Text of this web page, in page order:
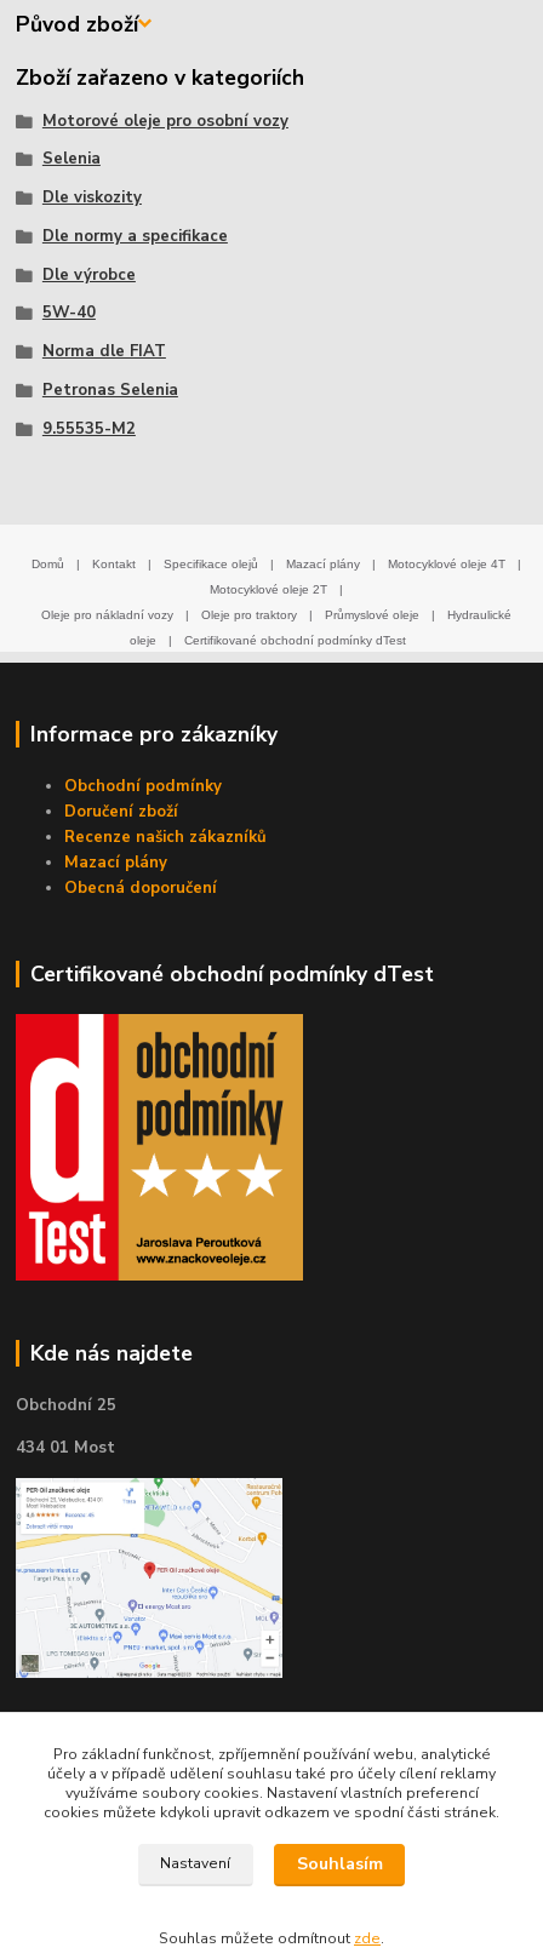
Původ zboží
Zboží zařazeno v kategoriích
Motorové oleje pro osobní vozy
Selenia
Dle viskozity
Dle normy a specifikace
Dle výrobce
5W-40
Norma dle FIAT
Petronas Selenia
9.55535-M2
Domů | Kontakt | Specifikace olejů | Mazací plány | Motocyklové oleje 4T
|
Motocyklové oleje 2T
|
Oleje pro nákladní vozy
| Oleje pro traktory | Průmyslové oleje |
Hydraulické
oleje
| Certifikované obchodní podmínky dTest
Informace pro zákazníky
Obchodní podmínky
Doručení zboží
Recenze našich zákazníků
Mazací plány
Obecná doporučení
Certifikované obchodní podmínky dTest
Kde nás najdete
Obchodní 25
434 01 Most
Kontakty
Pro základní funkčnost, zpříjemnění používání webu, analytické
účely a v případě udělení souhlasu také pro účely cílení reklamy
využíváme soubory cookies. Nastavení vlastních preferencí
cookies můžete kdykoli upravit odkazem ve spodní části stránek.
Nastavení Souhlasím
Souhlas můžete odmítnout zde.